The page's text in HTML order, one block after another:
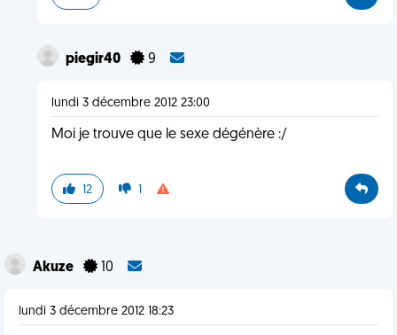
piegir40 9
lundi 3 décembre 2012 23:00
Moi je trouve que le sexe dégénère :/
12 1
Akuze 10
lundi 3 décembre 2012 18:23